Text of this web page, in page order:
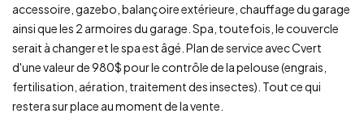
accessoire, gazebo, balançoire extérieure, chauffage du garage
ainsi que les 2 armoires du garage. Spa, toutefois, le couvercle
serait à changer et le spa est âgé. Plan de service avec Cvert
d'une valeur de 980$ pour le contrôle de la pelouse (engrais,
fertilisation, aération, traitement des insectes). Tout ce qui
restera sur place au moment de la vente.